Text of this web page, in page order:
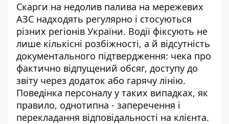
Скарги на недолив палива на мережевих
АЗС надходять регулярно і стосуються
різних регіонів України. Водії фіксують не
лише кількісні розбіжності, а й відсутність
документального підтвердження: чека про
фактично відпущений обсяг, доступу до
звіту через додаток або гарячу лінію.
Поведінка персоналу у таких випадках, як
правило, однотипна - заперечення і
перекладання відповідальності на клієнта.